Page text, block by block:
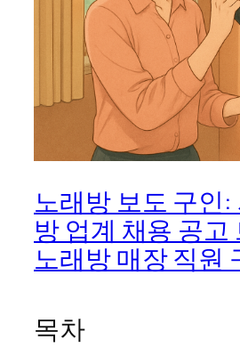
노래방 보도 구인:
방 업계 채용 공고
노래방 매장 직원
목차